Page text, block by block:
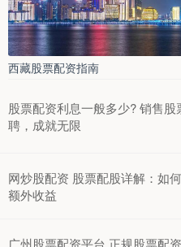
西藏股票配资指南
股票配资利息一般多少? 销售股
聘，成就无限
网炒股配资 股票配股详解：如
额外收益
广州股票配资平台 正规股票配